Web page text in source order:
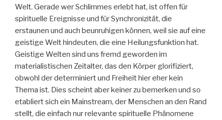
Welt. Gerade wer Schlimmes erlebt hat, ist offen für
spirituelle Ereignisse und für Synchronizität, die
erstaunen und auch beunruhigen können, weil sie auf eine
geistige Welt hindeuten, die eine Heilungsfunktion hat.
Geistige Welten sind uns fremd geworden im
materialistischen Zeitalter, das den Körper glorifiziert,
obwohl der determiniert und Freiheit hier eher kein
Thema ist. Dies scheint aber keiner zu bemerken und so
etabliert sich ein Mainstream, der Menschen an den Rand
stellt, die einfach nur relevante spirituelle Phänomene